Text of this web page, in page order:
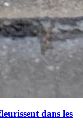
dans les